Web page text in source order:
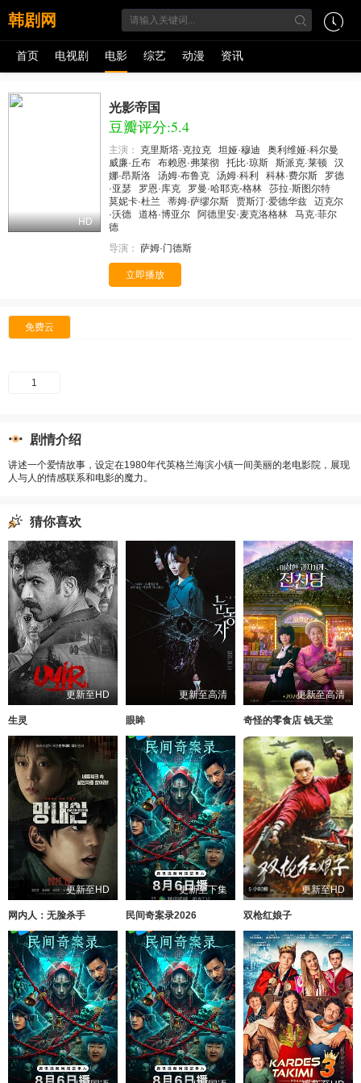
韩剧网
首页 电视剧 电影 综艺 动漫 资讯
HD
光影帝国
豆瓣评分:5.4
主演： 克里斯塔·克拉克 坦娅·穆迪
奥利维娅·科尔曼
威廉·丘布
布赖恩·弗莱彻 托比·琼斯 斯派克·莱顿
汉
娜·昂斯洛
汤姆·布鲁克 汤姆·科利 科林·费尔斯
罗德
·亚瑟
罗恩·库克 罗曼·哈耶克-格林
莎拉·斯图尔特
莫妮卡·杜兰
蒂姆·萨缪尔斯 贾斯汀·爱德华兹
迈克尔
·沃德
道格·博亚尔 阿德里安·麦克洛格林
马克·菲尔
德
导演： 萨姆·门德斯
立即播放
免费云
1
剧情介绍
讲述一个爱情故事，设定在1980年代英格兰海滨小镇一间美丽的老电影院，展现
人与人的情感联系和电影的魔力。
猜你喜欢
更新至HD
生灵
更新至高清
眼眸
更新至高清
奇怪的零食店 钱天堂
更新至HD
网内人：无脸杀手
更新至下集
民间奇案录2026
更新至HD
双枪红娘子